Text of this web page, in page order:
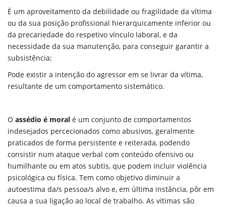
É um aproveitamento da debilidade ou fragilidade da vítima
ou da sua posição profissional hierarquicamente inferior ou
da precariedade do respetivo vínculo laboral, e da
necessidade da sua manutenção, para conseguir garantir a
subsistência;
Pode existir a intenção do agressor em se livrar da vítima,
resultante de um comportamento sistemático.
O assédio é moral é um conjunto de comportamentos
indesejados percecionados como abusivos, geralmente
praticados de forma persistente e reiterada, podendo
consistir num ataque verbal com conteúdo ofensivo ou
humilhante ou em atos subtis, que podem incluir violência
psicológica ou física. Tem como objetivo diminuir a
autoestima da/s pessoa/s alvo e, em última instância, pôr em
causa a sua ligação ao local de trabalho. As vítimas são